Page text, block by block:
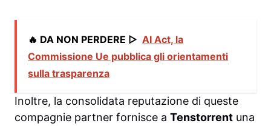
🔥 DA NON PERDERE ▷ AI Act, la
Commissione Ue pubblica gli orientamenti
sulla trasparenza
Inoltre, la consolidata reputazione di queste
compagnie partner fornisce a Tenstorrent una